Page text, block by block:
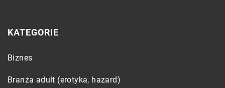
KATEGORIE
Biznes
Branża adult (erotyka, hazard)